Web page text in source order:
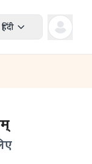
हिंदी